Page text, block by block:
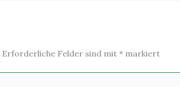
Erforderliche Felder sind mit * markiert